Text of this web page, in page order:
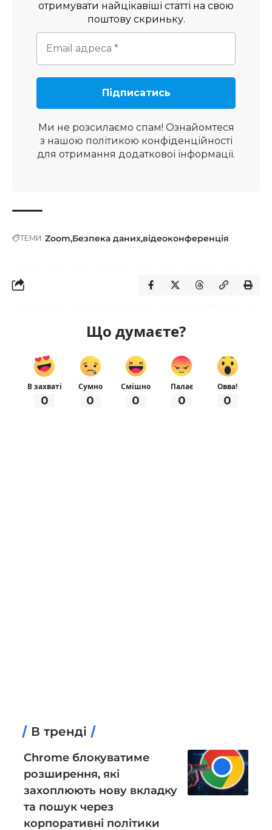
отримувати найцікавіші статті на свою
поштову скриньку.
Ми не розсилаємо спам! Ознайомтеся
з нашою політикою конфіденційності
для отримання додаткової інформації.
ТЕМИ: Zoom Безпека даних відеоконференція
Що думаєте?
В захваті
0
Сумно
0
Смішно
0
Палає
0
Овва!
0
В тренді
Chrome блокуватиме
розширення, які
захоплюють нову вкладку
та пошук через
корпоративні політики